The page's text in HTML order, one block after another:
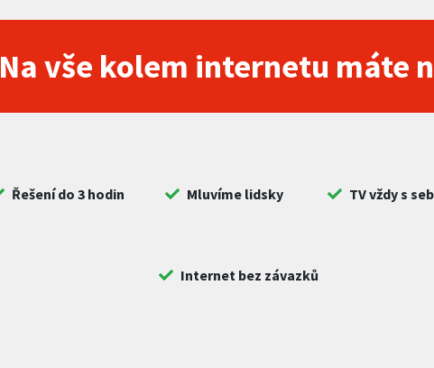
Na vše kolem internetu máte
Řešení do 3 hodin Mluvíme lidsky TV vždy s
Internet bez závazků